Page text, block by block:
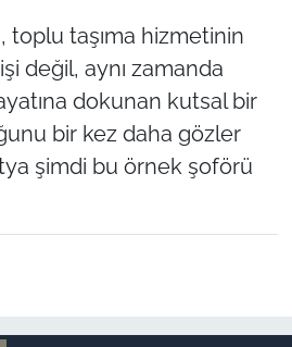
toplu taşıma hizmetinin
değil, aynı zamanda
dokunan kutsal bir
bir kez daha gözler
şimdi bu örnek şoförü